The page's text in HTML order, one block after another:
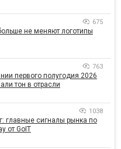
675
не меняют логотипы
763
первого полугодия 2026
тон в отрасли
1038
главные сигналы рынка по
от GoIT